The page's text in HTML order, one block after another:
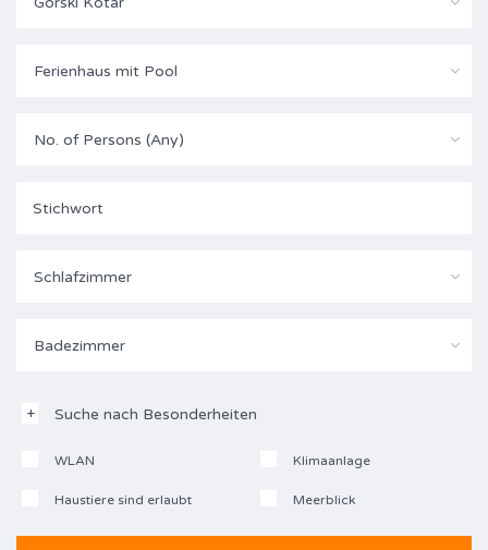
Ferienhaus mit Pool
No. of Persons (Any)
Schlafzimmer
Badezimmer
Suche nach Besonderheiten
WLAN Klimaanlage
Haustiere sind erlaubt Meerblick